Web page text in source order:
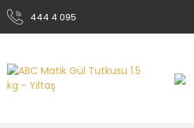
444 4 095